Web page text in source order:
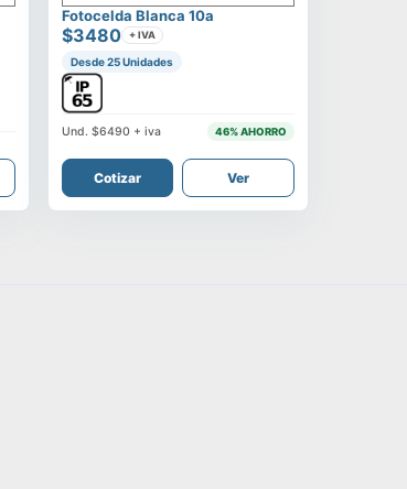
Fotocelda Blanca 10a
$3480 + IVA
Desde 25 Unidades
Und. $6490 + iva 46% AHORRO
Cotizar Ver